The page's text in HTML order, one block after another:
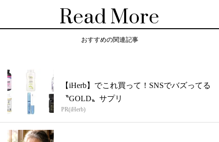
Read More
おすすめの関連記事
【iHerb】でこれ買って！SNSでバズってる
〝GOLD〟サプリ
PR(iHerb)